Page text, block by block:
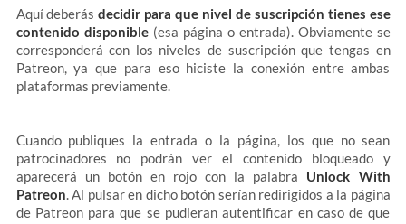
Aquí deberás decidir para que nivel de suscripción tienes ese
contenido disponible(esa página o entrada). Obviamente se
corresponderá con los niveles de suscripción que tengas en
Patreon, ya que para eso hiciste la conexión entre ambas
plataformas previamente.
Cuando publiques la entrada o la página, los que no sean
patrocinadores no podrán ver el contenido bloqueado y
aparecerá un botón en rojo con la palabra Unlock With
Patreon. Al pulsar en dicho botón serían redirigidos a la página
de Patreon para que se pudieran autentificar en caso de que